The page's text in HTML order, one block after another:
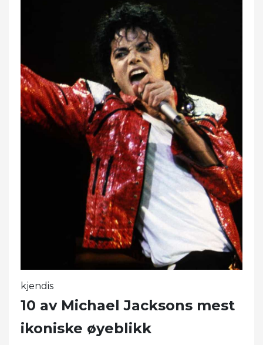
kjendis
10 av Michael Jacksons mest
ikoniske øyeblikk